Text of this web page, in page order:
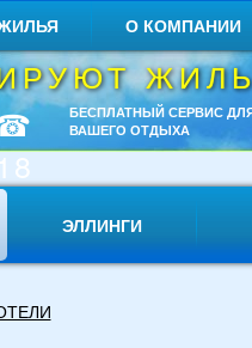
О КОМПАНИИ
БЕСПЛАТНЫЙ СЕРВИС
ВАШЕГО ОТДЫХА
ЭЛЛИНГИ